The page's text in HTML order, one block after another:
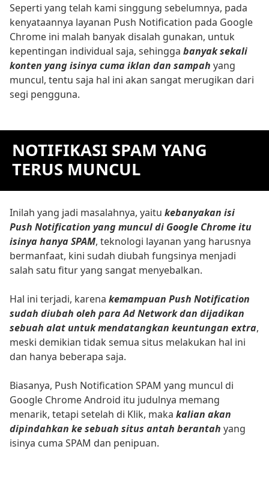
Seperti yang telah kami singgung sebelumnya, pada
kenyataannya layanan Push Notification pada Google
Chrome ini malah banyak disalah gunakan, untuk
kepentingan individual saja, sehingga banyak sekali
konten yang isinya cuma iklan dan sampah yang
muncul, tentu saja hal ini akan sangat merugikan dari
segi pengguna.
NOTIFIKASI SPAM YANG
TERUS MUNCUL
Inilah yang jadi masalahnya, yaitu kebanyakan isi
Push Notification yang muncul di Google Chrome itu
isinya hanya SPAM, teknologi layanan yang harusnya
bermanfaat, kini sudah diubah fungsinya menjadi
salah satu fitur yang sangat menyebalkan.
Hal ini terjadi, karena kemampuan Push Notification
sudah diubah oleh para Ad Network dan dijadikan
sebuah alat untuk mendatangkan keuntungan extra,
meski demikian tidak semua situs melakukan hal ini
dan hanya beberapa saja.
Biasanya, Push Notification SPAM yang muncul di
Google Chrome Android itu judulnya memang
menarik, tetapi setelah di Klik, maka kalian akan
dipindahkan ke sebuah situs antah berantah yang
isinya cuma SPAM dan penipuan.